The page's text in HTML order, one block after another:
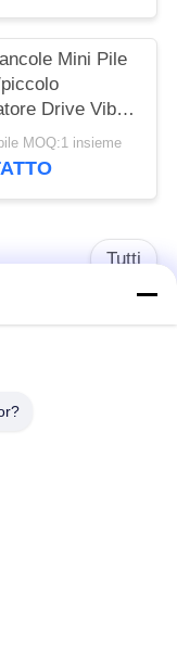
Mini Pile
Drive Vibro
dei 8 tester
MOQ:1 insieme
Tutti
montato
laterale